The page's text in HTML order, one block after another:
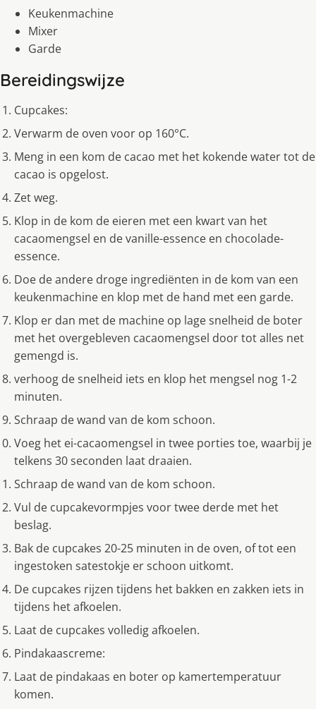
Keukenmachine
Mixer
Garde
Bereidingswijze
Cupcakes:
Verwarm de oven voor op 160°C.
Meng in een kom de cacao met het kokende water tot de
cacao is opgelost.
Zet weg.
Klop in de kom de eieren met een kwart van het
cacaomengsel en de vanille-essence en chocolade-
essence.
Doe de andere droge ingrediënten in de kom van een
keukenmachine en klop met de hand met een garde.
Klop er dan met de machine op lage snelheid de boter
met het overgebleven cacaomengsel door tot alles net
gemengd is.
verhoog de snelheid iets en klop het mengsel nog 1-2
minuten.
Schraap de wand van de kom schoon.
Voeg het ei-cacaomengsel in twee porties toe, waarbij je
telkens 30 seconden laat draaien.
Schraap de wand van de kom schoon.
Vul de cupcakevormpjes voor twee derde met het
beslag.
Bak de cupcakes 20-25 minuten in de oven, of tot een
ingestoken satestokje er schoon uitkomt.
De cupcakes rijzen tijdens het bakken en zakken iets in
tijdens het afkoelen.
Laat de cupcakes volledig afkoelen.
Pindakaascreme:
Laat de pindakaas en boter op kamertemperatuur
komen.